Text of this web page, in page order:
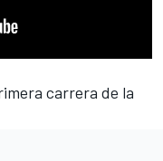
carrera de la